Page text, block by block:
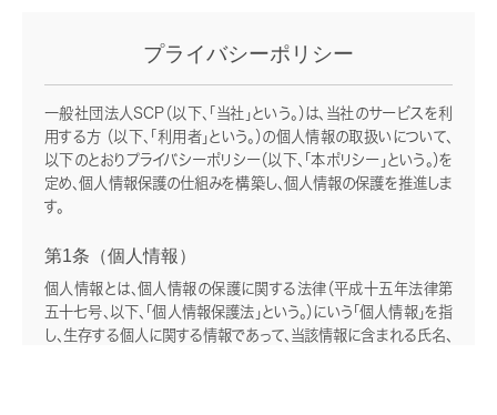
プライバシーポリシー
一般社団法人SCP（以下、「当社」という。）は、当社のサービスを利
用する方 （以下、「利用者」という。）の個人情報の取扱いについて、
以下のとおりプライバシーポリシー（以下、「本ポリシー」という。）を
定め、個人情報保護の仕組みを構築し、個人情報の保護を推進しま
す。
第1条（個人情報）
個人情報とは、個人情報の保護に関する法律（平成十五年法律第
五十七号、以下、「個人情報保護法」という。）にいう「個人情報」を指
し、生存する個人に関する情報であって、当該情報に含まれる氏名、